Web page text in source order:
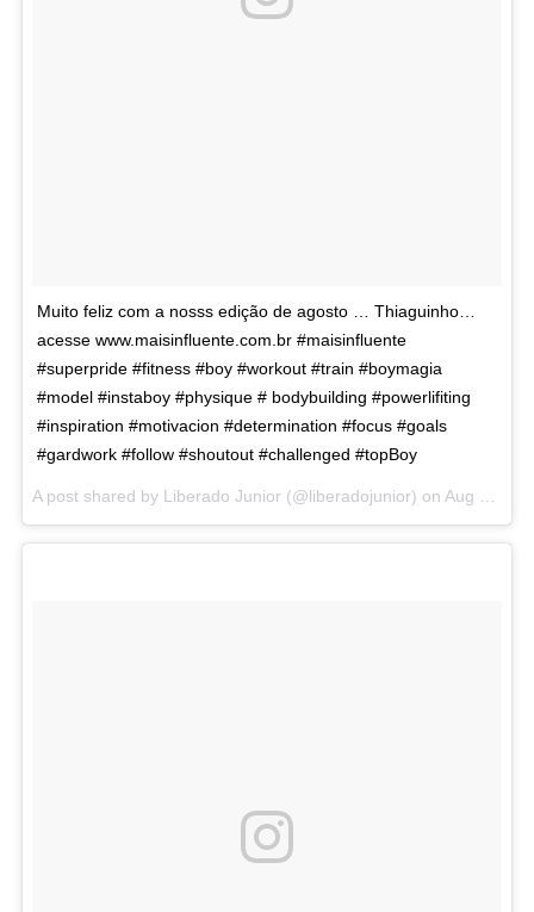
Muito feliz com a nosss edição de agosto … Thiaguinho…
acesse www.maisinfluente.com.br #maisinfluente
#superpride #fitness #boy #workout #train #boymagia
#model #instaboy #physique # bodybuilding #powerlifiting
#inspiration #motivacion #determination #focus #goals
#gardwork #follow #shoutout #challenged #topBoy
A post shared by Liberado Junior (@liberadojunior) on Aug 2, 2017 at 6:08am PDT